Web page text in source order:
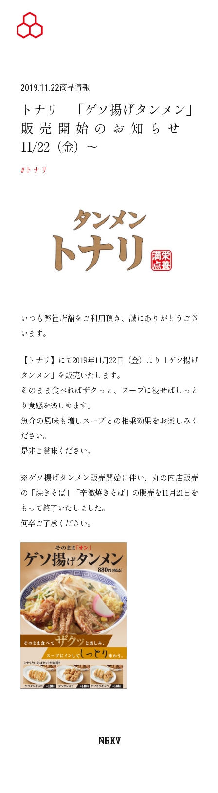
2019.11.22商品情報
トナリ 「ゲソ揚げタンメン」
販売開始のお知らせ
11/22（金）～
#トナリ
いつも弊社店舗をご利用頂き、誠にありがとうござ
います。
【トナリ】にて2019年11月22日（金）より「ゲソ揚げ
タンメン」を販売いたします。
そのまま食べればザクっと、スープに浸せばしっと
り食感を楽しめます。
魚介の風味も増しスープとの相乗効果をお楽しみく
ださい。
是非ご賞味ください。
※ゲソ揚げタンメン販売開始に伴い、丸の内店販売
の「焼きそば」「辛激焼きそば」の販売を11月21日を
もって終了いたしました。
何卒ご了承ください。
PREV
NEXT